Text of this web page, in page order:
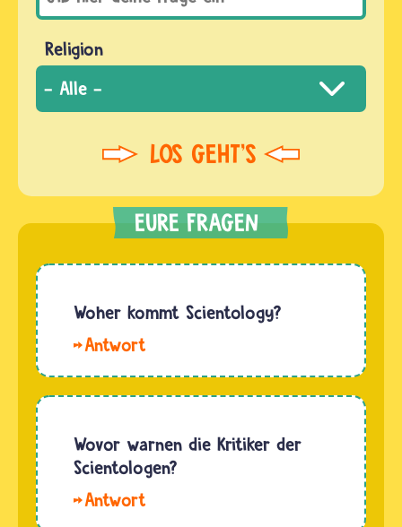
Religion
Woher kommt Scientology?
Lehre
stammt
von dem
amerikanischen
Science-
Wovor warnen die Kritiker der
Scientologen?